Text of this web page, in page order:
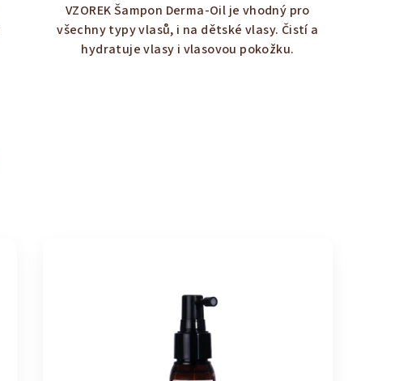
5
hvězdiček.
VZOREK Šampon Derma-Oil je vhodný pro
všechny typy vlasů, i na dětské vlasy. Čistí a
hydratuje vlasy i vlasovou pokožku.